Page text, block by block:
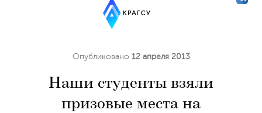
Опубликовано 12 апреля 2013
Наши студенты взяли
призовые места на